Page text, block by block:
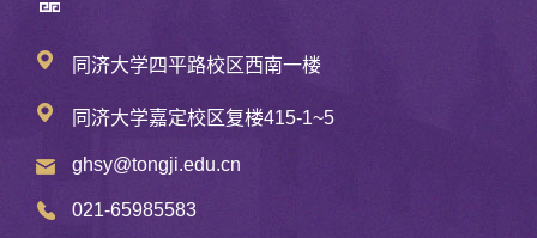
同济大学四平路校区西南一楼
同济大学嘉定校区复楼415-1~5
ghsy@tongji.edu.cn
021-65985583